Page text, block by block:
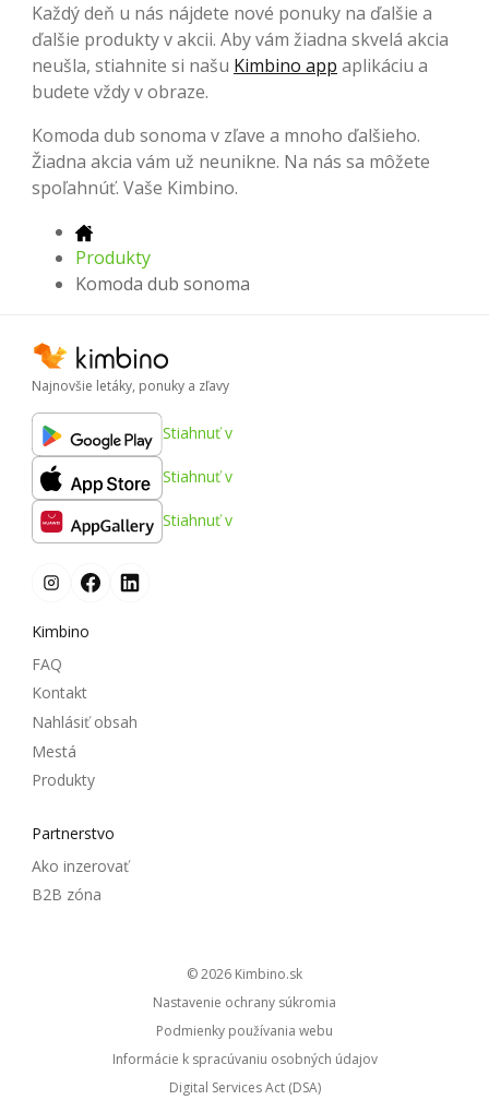
Každý deň u nás nájdete nové ponuky na ďalšie a
ďalšie produkty v akcii. Aby vám žiadna skvelá akcia
neušla, stiahnite si našu Kimbino app aplikáciu a
budete vždy v obraze.
Komoda dub sonoma v zľave a mnoho ďalšieho.
Žiadna akcia vám už neunikne. Na nás sa môžete
spoľahnúť. Vaše Kimbino.
Produkty
Komoda dub sonoma
Najnovšie letáky, ponuky a zľavy
Stiahnuť v
Stiahnuť v
Stiahnuť v
Kimbino
FAQ
Kontakt
Nahlásiť obsah
Mestá
Produkty
Partnerstvo
Ako inzerovať
B2B zóna
© 2026
kimbino.sk
Nastavenie ochrany súkromia
Podmienky používania webu
Informácie k spracúvaniu osobných údajov
Digital Services Act (DSA)